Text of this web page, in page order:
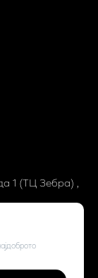
1 (ТЦ Зебра) ,